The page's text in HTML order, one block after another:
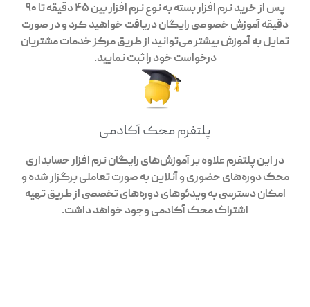
پس از خرید نرم افزار بسته به نوع نرم افزار بین 45 دقیقه تا 90
دقیقه آموزش خصوصی رایگان دریافت خواهید کرد و در صورت
تمایل به آموزش بیشتر می‌توانید از طریق مرکز خدمات مشتریان
درخواست خود را ثبت نمایید.
پلتفرم محک آکادمی
در این پلتفرم علاوه بر آموزش‌های رایگان نرم افزار حسابداری
محک دوره‌های حضوری و آنلاین به صورت تعاملی برگزار شده و
امکان دسترسی به ویدئوهای دوره‌های تخصصی از طریق تهیه
اشتراک محک آکادمی وجود خواهد داشت.